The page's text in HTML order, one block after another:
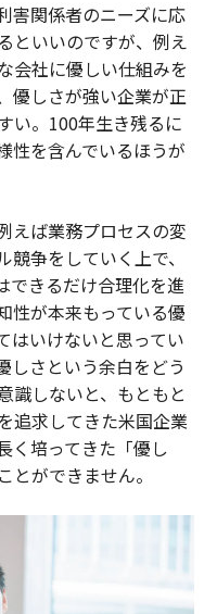
害関係者のニーズに応
といいのですが、例え
会社に優しい仕組みを
優しさが強い企業が正
い。100年生き残るに
性を含んでいるほうが
えば業務プロセスの変
争をしていく上で、
できるだけ合理化を進
性が本来もっている優
はいけないと思ってい
しさという余白をどう
識しないと、もともと
追求してきた米国企業
く培ってきた「優し
とができません。